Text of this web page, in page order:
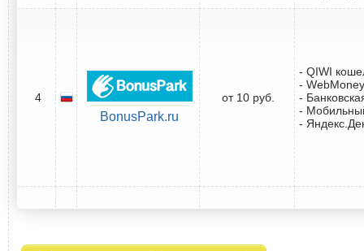
4
BonusPark.ru
от 10 руб.
- QIWI
- WebMoney
-
-
-